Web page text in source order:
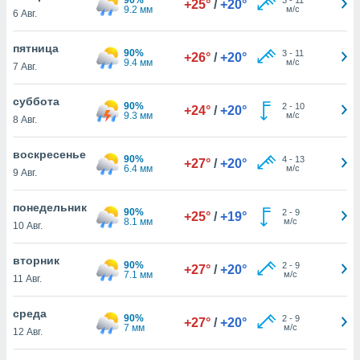
действия
рекламу
нашей
cookie
cookie
в
нашего
6 Авг.
9.2 мм
+25° / +20°
м/с
пятница
7 Авг.
90%
9.4 мм
+26° / +20° 3- 11
м/с
суббота
8 Авг.
90%
9.3 мм
+24° / +20° 2- 10
м/с
воскресенье
9 Авг.
90%
6.4 мм
+27° / +20° 4- 13
м/с
понедельник
10 Авг.
90%
8.1 мм
+25° / +19° 2- 9
м/с
вторник
11 Авг.
90%
7.1 мм
+27° / +20° 2- 9
м/с
среда
12 Авг.
90%
7 мм
+27° / +20° 2- 9
м/с